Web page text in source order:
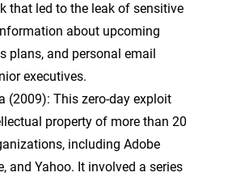
that led to the leak of sensitive
about upcoming
plans, and personal email
executives.
(2009): This zero-day exploit
property of more than 20
including Adobe
and Yahoo. It involved a series